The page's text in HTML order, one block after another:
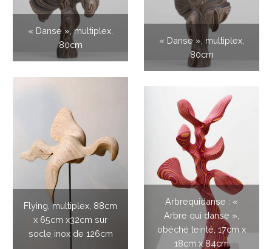
« Danse », multiplex,
80cm
« Danse », multiplex,
80cm
Flying, multiplex, 88cm
x 65cm x32cm sur
socle inox de 126cm
Arbrequidanse : «
Arbre qui danse »,
obéché teinté, 17cm x
18cm x 84cm